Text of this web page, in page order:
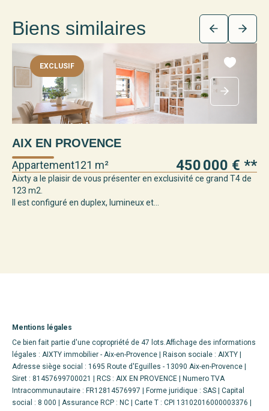
Biens similaires
EXCLUSIF
AIX EN PROVENCE
Appartement121 m² 450 000 € **
Aixty a le plaisir de vous présenter en exclusivité ce grand T4 de
123 m2.
Il est configuré en duplex, lumineux et...
Mentions légales
Ce bien fait partie d'une copropriété de 47 lots.Affichage des informations
légales : AIXTY immobilier - Aix-en-Provence | Raison sociale : AIXTY |
Adresse siège social : 1695 Route d'Eguilles - 13090 Aix-en-Provence |
Siret : 81457699700021 | RCS : AIX EN PROVENCE | Numero TVA
Intracommunautaire : FR12814576997 | Forme juridique : SAS | Capital
social : 8 000 | Assurance RCP : NC | Carte T : CPI 13102016000003376 |